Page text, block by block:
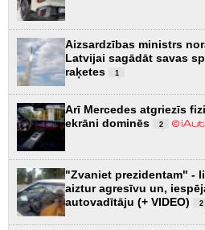
Aizsardzības ministrs
Latvijai sagādāt savas
raķetes
1
Arī Mercedes atgriezīs
ekrāni dominēs
2
"Zvaniet prezidentam" -
aiztur agresīvu un,
autovadītāju (+ VIDEO)
2